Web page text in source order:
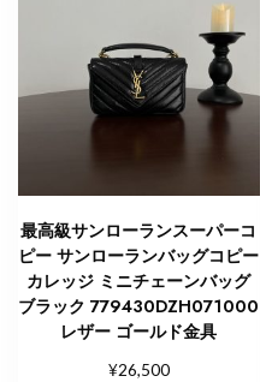
バ
ッ
グ
個
最高級サンローランスーパーコ
ピー サンローランバッグコピー
カレッジ ミニチェーンバッグ
ブラック 779430DZH071000
レザー ゴールド金具
¥26,500